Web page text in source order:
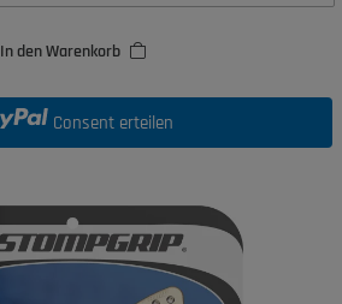
In den Warenkorb
Consent erteilen